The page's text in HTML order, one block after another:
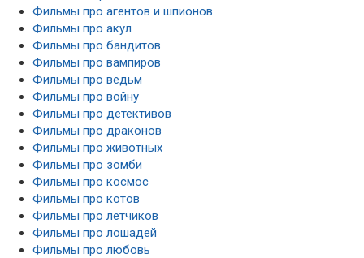
Фильмы про агентов и шпионов
Фильмы про акул
Фильмы про бандитов
Фильмы про вампиров
Фильмы про ведьм
Фильмы про войну
Фильмы про детективов
Фильмы про драконов
Фильмы про животных
Фильмы про зомби
Фильмы про космос
Фильмы про котов
Фильмы про летчиков
Фильмы про лошадей
Фильмы про любовь